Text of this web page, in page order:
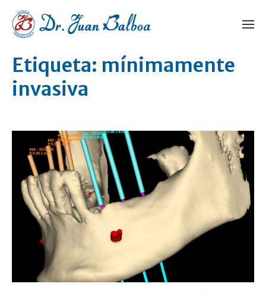
Etiqueta: mínimamente
invasiva